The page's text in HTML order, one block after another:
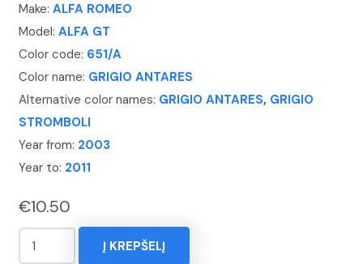
Make: ALFA ROMEO
Model: ALFA GT
Color code: 651/A
Color name: GRIGIO ANTARES
Alternative color names: GRIGIO ANTARES, GRIGIO
STROMBOLI
Year from: 2003
Year to: 2011
€10.50
produkto
Į KREPŠELĮ